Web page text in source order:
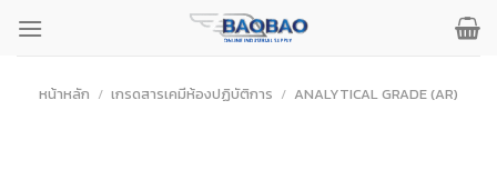
เนื้อหาหน้าหลัก / เกรดสารเคมีห้องปฏิบัติการ / ANALYTICAL GRADE (AR)